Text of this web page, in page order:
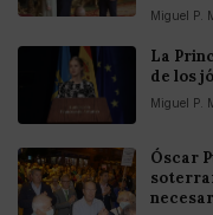
Miguel P.
La
de los
Miguel P.
Óscar